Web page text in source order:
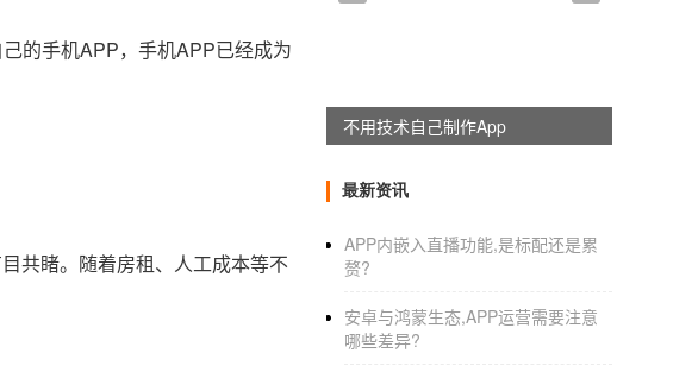
的手机APP，手机APP已经成为
共睹。随着房租、人工成本等不
不用技术自己制作App
最新资讯
APP内嵌入直播功能,是标配还是累
赘?
安卓与鸿蒙生态,APP运营需要注意
哪些差异?